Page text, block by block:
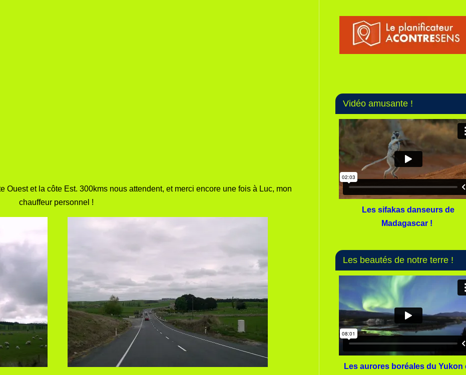
Ouest et la côte Est. 300kms nous attendent, et merci encore une fois à Luc, mon
chauffeur personnel !
Vidéo amusante !
Les sifakas danseurs de
Madagascar !
Les beautés de notre terre !
Les aurores boréales du Yukon